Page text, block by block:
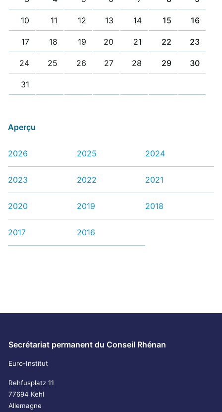
10 11 12 13 14 15 16
17 18 19 20 21 22 23
24 25 26 27 28 29 30
31
Aperçu
2026 2025 2024
2023 2022 2021
2020 2019 2018
2017 2016
Secrétariat permanent du Conseil Rhénan
Euro-Institut
Rehfusplatz 11
77694 Kehl
Allemagne